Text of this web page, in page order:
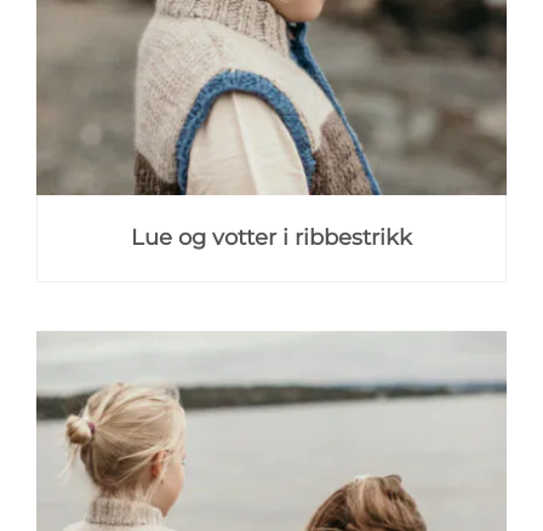
Lue og votter i ribbestrikk